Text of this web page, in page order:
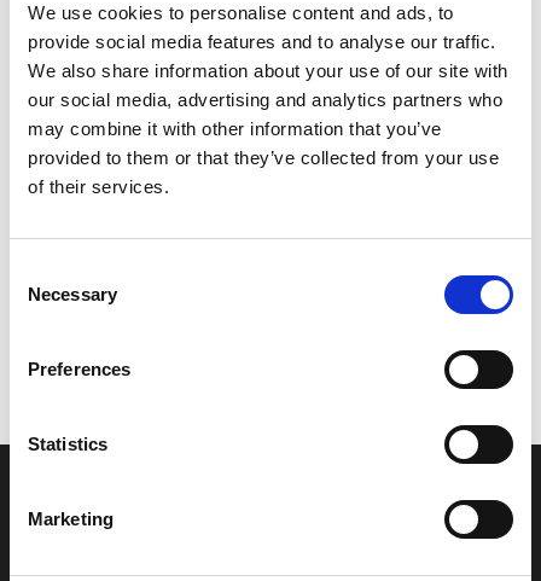
We use cookies to personalise content and ads, to
provide social media features and to analyse our traffic.
We also share information about your use of our site with
our social media, advertising and analytics partners who
may combine it with other information that you’ve
provided to them or that they’ve collected from your use
of their services.
Selection
Necessary
Preferences
Statistics
Marketing
Leveringstid er 5-6 dag(e)
Model/varenr.: EW267354B000
43,15 DKK
Læg i kurv
Vi oplever i øjeblikket store og hyppige prisændringer i markedet.
Derfor kan der i enkelte tilfælde være produkter, som ikke kan
INFORMATIONER